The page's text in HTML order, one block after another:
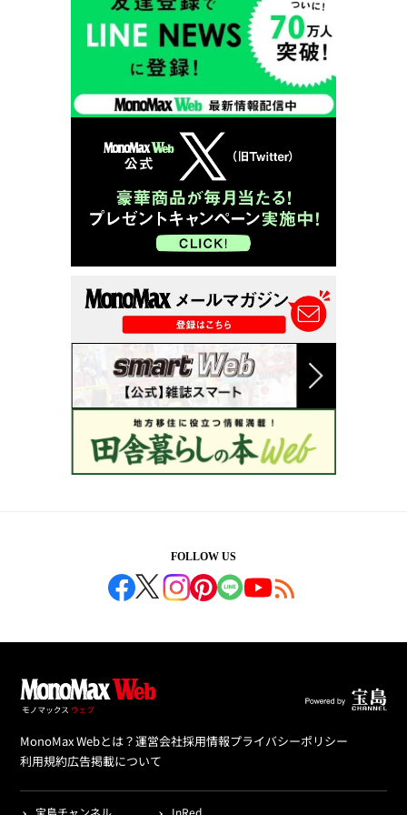
FOLLOW US
MonoMax Webとは？運営会社採用情報プライバシーポリシー
利用規約広告掲載について
宝島チャンネル InRed